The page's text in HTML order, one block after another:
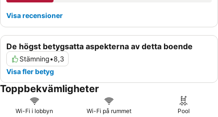
De högst betygsatta aspekterna av detta boende
Stämning•8,3
Visa fler betyg
Visa recensioner
Toppbekvämligheter
Wi-Fi i lobbyn Wi-Fi på rummet Pool